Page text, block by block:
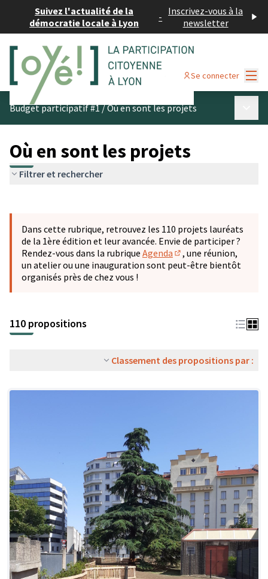
Suivez l'actualité de la
démocratie locale à Lyon
- Inscrivez-vous à la
newsletter
Se connecter
Budget participatif #1/Où en sont les projets
Où en sont les projets
Filtrer et rechercher
−
Dans cette rubrique, retrouvez les 110 projets lauréats
de la 1ère édition et leur avancée. Envie de participer ?
Rendez-vous dans la rubrique Agenda
(S'ouvre dans un
, une réunion,
un atelier ou une inauguration sont peut-être bientôt
organisés près de chez vous !
110 propositions
Classement des propositions par :